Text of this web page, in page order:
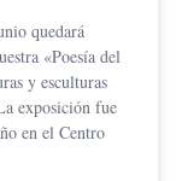
quedará
«Poesía del
y esculturas
exposición fue
en el Centro